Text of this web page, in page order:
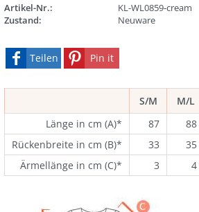
Artikel-Nr.:
KL-WL0859-cream
Zustand:
Neuware
Teilen Pin it
S/M
M/L
Länge in cm (A)*
87
88
Rückenbreite in cm (B)*
33
35
Ärmellänge in cm (C)*
3 4